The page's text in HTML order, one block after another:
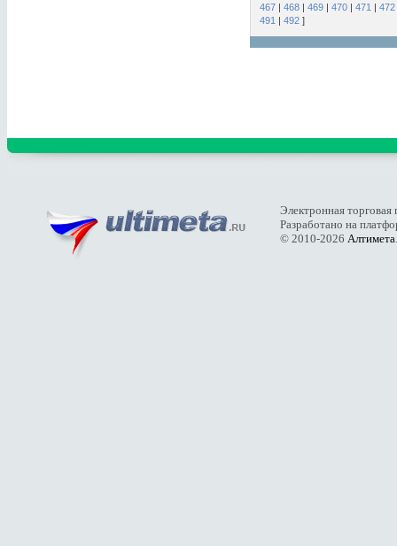
467 | 468 | 469 | 470 | 471 | 472
491 | 492 ]
Электронная
Разработано на
© 2010-2026 Алтимета.